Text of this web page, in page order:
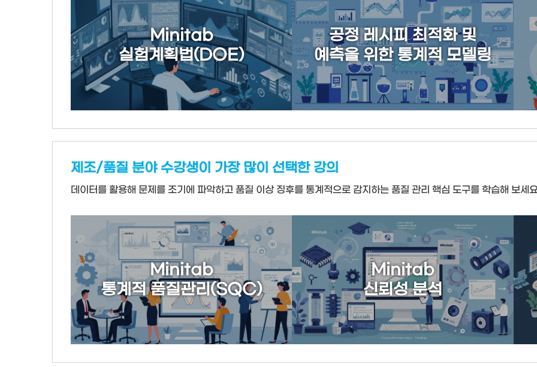
Minitab
실험계획법(DOE)
공정 레시피 최적화 및
예측을 위한 통계적 모델링
제조/품질 분야 수강생이 가장 많이 선택한 강의
데이터를 활용해 문제를 조기에 파악하고 품질 이상 징후를 통계적으로 감지하는 품질 관리 핵심 도구를 학습해 보세
Minitab
통계적 품질관리(SQC)
Minitab
신뢰성 분석